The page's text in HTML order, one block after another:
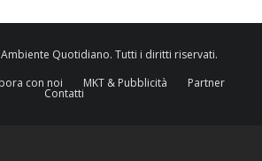
Quotidiano. Tutti i diritti riservati.
con noi MKT & Pubblicità Partner
Contatti